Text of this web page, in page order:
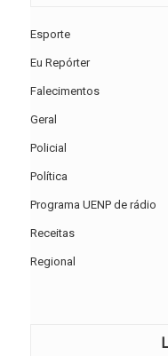
Esporte
Eu Repórter
Falecimentos
Geral
Policial
Política
Programa UENP de rádio
Receitas
Regional